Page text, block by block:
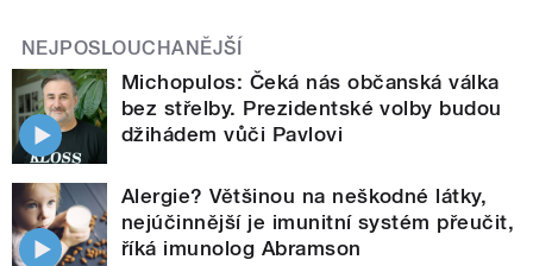
NEJPOSLOUCHANĚJŠÍ
Michopulos: Čeká nás občanská válka
bez střelby. Prezidentské volby budou
džihádem vůči Pavlovi
Alergie? Většinou na neškodné látky,
nejúčinnější je imunitní systém přeučit,
říká imunolog Abramson